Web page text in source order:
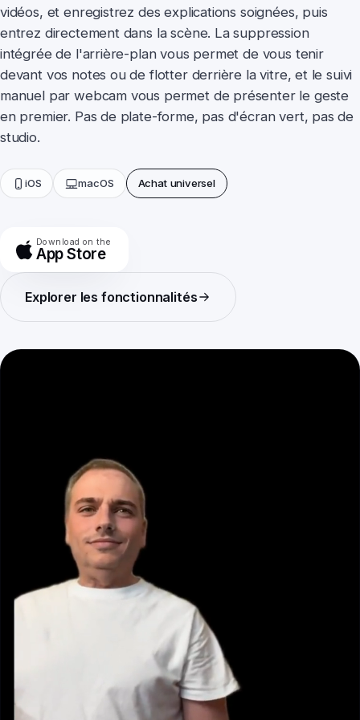
ChatterFish
PointyPointer
vidéos, et enregistrez des explications soignées, puis
entrez directement dans la scène. La suppression
intégrée de l'arrière-plan vous permet de vous tenir
devant vos notes ou de flotter derrière la vitre, et le suivi
manuel par webcam vous permet de présenter le geste
en premier. Pas de plate-forme, pas d'écran vert, pas de
studio.
iOS macOS Achat universel
Download on the
App Store
Explorer les fonctionnalités